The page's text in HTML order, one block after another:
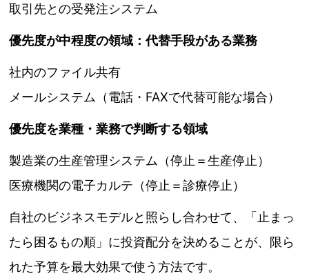
取引先との受発注システム
優先度が中程度の領域：代替手段がある業務
社内のファイル共有
メールシステム（電話・FAXで代替可能な場合）
優先度を業種・業務で判断する領域
製造業の生産管理システム（停止＝生産停止）
医療機関の電子カルテ（停止＝診療停止）
自社のビジネスモデルと照らし合わせて、「止まっ
たら困るもの順」に投資配分を決めることが、限ら
れた予算を最大効果で使う方法です。